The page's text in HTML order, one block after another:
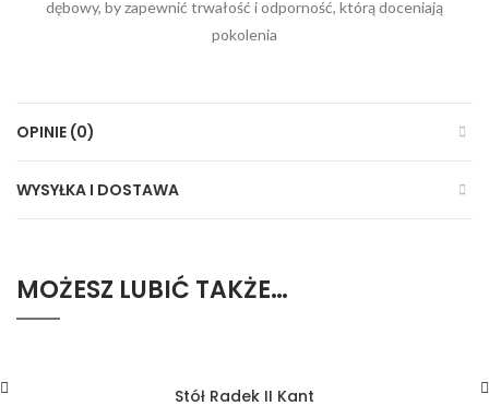
dębowy, by zapewnić trwałość i odporność, którą doceniają
pokolenia
OPINIE (0)
WYSYŁKA I DOSTAWA
MOŻESZ LUBIĆ TAKŻE…
Stół Radek II Kant